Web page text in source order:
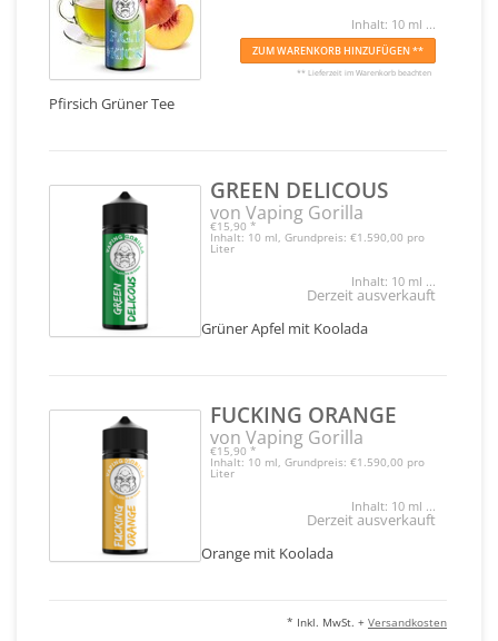
Inhalt: 10 ml ...
ZUM WARENKORB HINZUFÜGEN **
** Lieferzeit im Warenkorb beachten
Pfirsich Grüner Tee
GREEN DELICOUS
von Vaping Gorilla
€15,90 *
Inhalt: 10 ml, Grundpreis: €1.590,00 pro
Liter
Inhalt: 10 ml ...
Derzeit ausverkauft
Grüner Apfel mit Koolada
FUCKING ORANGE
von Vaping Gorilla
€15,90 *
Inhalt: 10 ml, Grundpreis: €1.590,00 pro
Liter
Inhalt: 10 ml ...
Derzeit ausverkauft
Orange mit Koolada
* Inkl. MwSt. + Versandkosten